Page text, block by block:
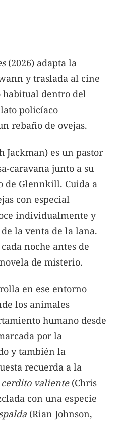
(2026) adapta la
y traslada al cine
habitual dentro del
policíaco
rebaño de ovejas.
Jackman) es un pastor
caravana junto a su
de Glennkill. Cuida a
con especial
individualmente y
la venta de la lana.
noche antes de
de misterio.
en ese entorno
los animales
humano desde
por la
y también la
recuerda a la
cerdito valiente(Chris
con una especie
(Rian Johnson,